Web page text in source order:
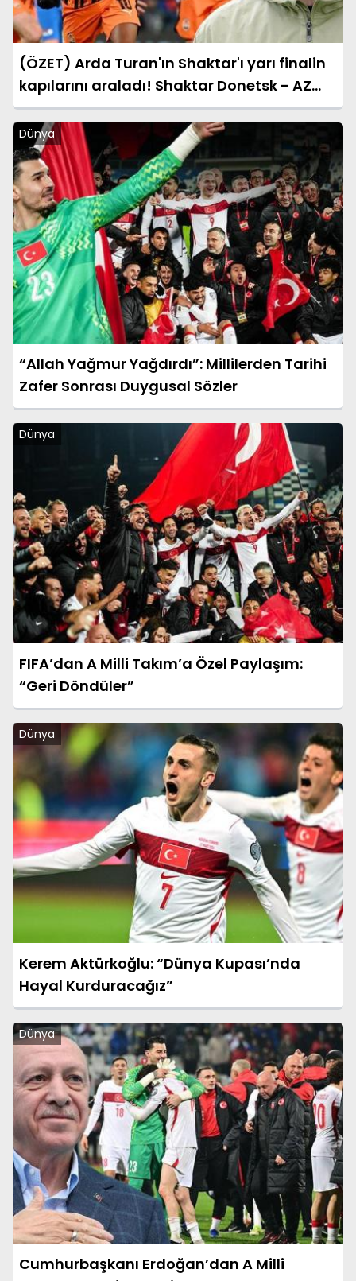
(ÖZET) Arda Turan'ın Shaktar'ı yarı finalin
kapılarını araladı! Shaktar Donetsk - AZ
Alkmaar maçı sonucu: 3-0 (UEFA
Konferans Ligi)
Dünya
“Allah Yağmur Yağdırdı”: Millilerden Tarihi
Zafer Sonrası Duygusal Sözler
Dünya
FIFA’dan A Milli Takım’a Özel Paylaşım:
“Geri Döndüler”
Dünya
Kerem Aktürkoğlu: “Dünya Kupası’nda
Hayal Kurduracağız”
Dünya
Cumhurbaşkanı Erdoğan’dan A Milli